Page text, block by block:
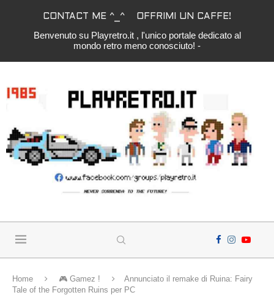
CONTACT ME ^_^ OFFRIMI UN CAFFE!
Benvenuto su Playretro.it , l'unico portale dedicato al
mondo retro meno conosciuto! -
Home 🎮 Gamez !
Annunciato il remake di Ruina: Fairy
Tale of the Forgotten Ruins per PC